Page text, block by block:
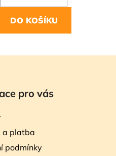
DO KOŠÍKU
pro vás
a platba
podmínky